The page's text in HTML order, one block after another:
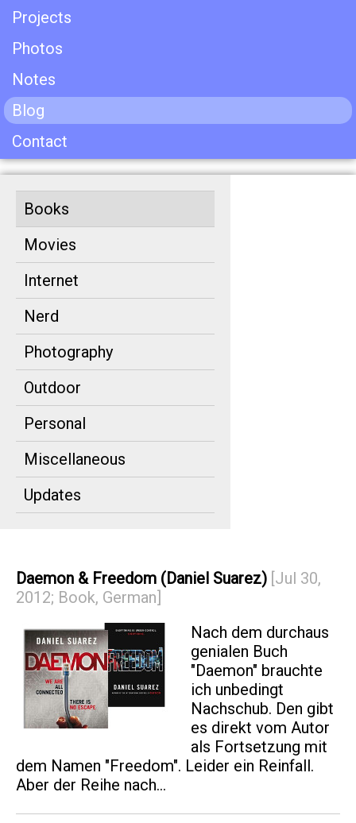
Projects
Photos
Notes
Blog
Contact
Books
Movies
Internet
Nerd
Photography
Outdoor
Personal
Miscellaneous
Updates
Daemon & Freedom (Daniel Suarez) [Jul 30,
2012; Book, German]
Nach dem durchaus
genialen Buch
"Daemon" brauchte
ich unbedingt
Nachschub. Den gibt
es direkt vom Autor
als Fortsetzung mit
dem Namen "Freedom". Leider ein Reinfall.
Aber der Reihe nach...